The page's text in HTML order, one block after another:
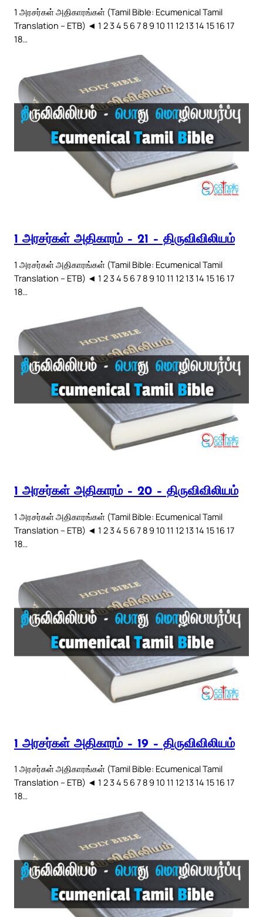
1 அரசர்கள் அதிகாரங்கள் (Tamil Bible: Ecumenical Tamil
Translation – ETB) ◄ 1 2 3 4 5 6 7 8 9 10 11 12 13 14 15 16 17
18…
1 அரசர்கள் அதிகாரம் – 21 – திருவிவிலியம்
1 அரசர்கள் அதிகாரங்கள் (Tamil Bible: Ecumenical Tamil
Translation – ETB) ◄ 1 2 3 4 5 6 7 8 9 10 11 12 13 14 15 16 17
18…
1 அரசர்கள் அதிகாரம் – 20 – திருவிவிலியம்
1 அரசர்கள் அதிகாரங்கள் (Tamil Bible: Ecumenical Tamil
Translation – ETB) ◄ 1 2 3 4 5 6 7 8 9 10 11 12 13 14 15 16 17
18…
1 அரசர்கள் அதிகாரம் – 19 – திருவிவிலியம்
1 அரசர்கள் அதிகாரங்கள் (Tamil Bible: Ecumenical Tamil
Translation – ETB) ◄ 1 2 3 4 5 6 7 8 9 10 11 12 13 14 15 16 17
18…